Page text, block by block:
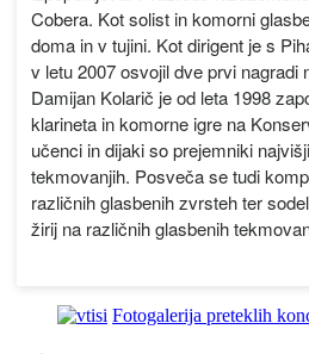
Cobera. Kot solist in komorni
doma in v tujini. Kot dirigent je s
v letu 2007 osvojil dve prvi nagradi
Damijan Kolarič je od leta 1998
klarineta in komorne igre na
učenci in dijaki so prejemniki
tekmovanjih. Posveča se tudi
različnih glasbenih zvrsteh ter
žirij na različnih glasbenih
Fotogalerija preteklih